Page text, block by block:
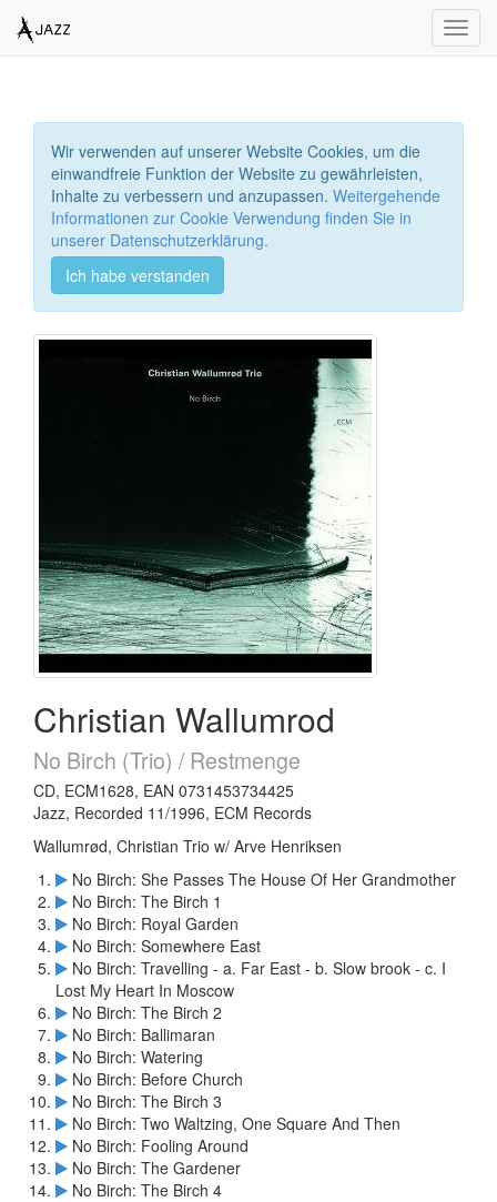
Wir verwenden auf unserer Website Cookies, um die
einwandfreie Funktion der Website zu gewährleisten,
Inhalte zu verbessern und anzupassen. Weitergehende
Informationen zur Cookie Verwendung finden Sie in
unserer Datenschutzerklärung.
Ich habe verstanden
Christian Wallumrod
No Birch (Trio) / Restmenge
CD, ECM1628, EAN 0731453734425
Jazz, Recorded 11/1996, ECM Records
Wallumrød, Christian Trio w/ Arve Henriksen
No Birch: She Passes The House Of Her Grandmother
No Birch: The Birch 1
No Birch: Royal Garden
No Birch: Somewhere East
No Birch: Travelling - a. Far East - b. Slow brook - c. I
Lost My Heart In Moscow
No Birch: The Birch 2
No Birch: Ballimaran
No Birch: Watering
No Birch: Before Church
No Birch: The Birch 3
No Birch: Two Waltzing, One Square And Then
No Birch: Fooling Around
No Birch: The Gardener
No Birch: The Birch 4